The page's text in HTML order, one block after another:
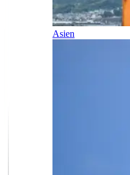
Asien